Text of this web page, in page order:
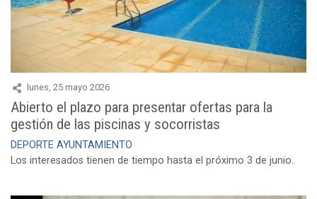
lunes, 25 mayo 2026
Abierto el plazo para presentar ofertas para la
gestión de las piscinas y socorristas
DEPORTE AYUNTAMIENTO
Los interesados tienen de tiempo hasta el próximo 3 de junio.